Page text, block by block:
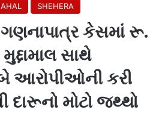
SHEHERA
કેસમાં રૂ.
સાથે
આરોપીઓની કરી
દારૂનો મોટો જથ્થો